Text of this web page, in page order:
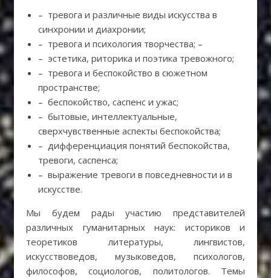
– тревога и различные виды искусства в
синхронии и диахронии;
– тревога и психология творчества; –
– эстетика, риторика и поэтика тревожного;
– тревога и беспокойство в сюжетном
пространстве;
– беспокойство, саспенс и ужас;
– бытовые, интеллектуальные,
сверхчувственные аспекты беспокойства;
– дифференциация понятий беспокойства,
тревоги, саспенса;
– выражение тревоги в повседневности и в
искусстве.
Мы будем рады участию представителей
различных гуманитарных наук: историков и
теоретиков литературы, лингвистов,
искусствоведов, музыковедов, психологов,
философов, социологов, политологов. Темы